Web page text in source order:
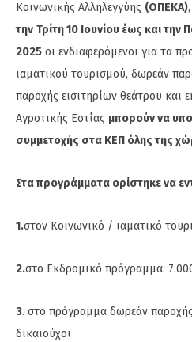
Κοινωνικής Αλληλεγγύης (ΟΠΕΚΑ)
την Τρίτη 10 Ιουνίου έως και την
2025 οι ενδιαφερόμενοι για τα
ιαματικού τουρισμού, δωρεάν
παροχής εισιτηρίων θεάτρου και
Αγροτικής Εστίας μπορούν να
συμμετοχής στα ΚΕΠ όλης της
Στα προγράμματα ορίστηκε να
1.στον Κοινωνικό / ιαματικό
2.στο Εκδρομικό πρόγραμμα:
3. στο πρόγραμμα δωρεάν
δικαιούχοι